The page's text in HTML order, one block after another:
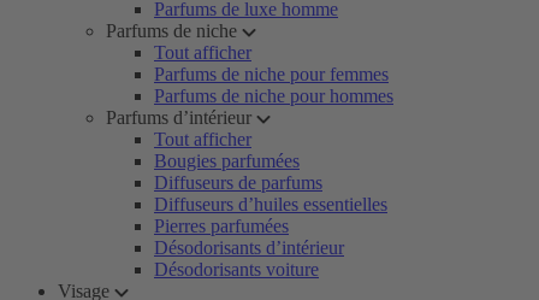
Parfums de luxe homme
Parfums de niche
Tout afficher
Parfums de niche pour femmes
Parfums de niche pour hommes
Parfums d’intérieur
Tout afficher
Bougies parfumées
Diffuseurs de parfums
Diffuseurs d’huiles essentielles
Pierres parfumées
Désodorisants d’intérieur
Désodorisants voiture
Visage